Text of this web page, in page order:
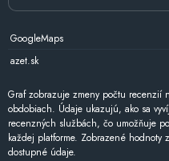
GoogleMaps
azet.sk
Graf zobrazuje zmeny počtu recenzií
obdobiach. Údaje ukazujú, ako sa
recenzných službách, čo umožňuje
každej platforme. Zobrazené
dostupné údaje.